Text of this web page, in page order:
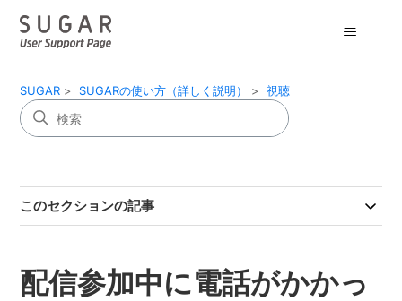
SUGAR SUGARの使い方（詳しく説明） 視聴
このセクションの記事
配信参加中に電話がかかっ